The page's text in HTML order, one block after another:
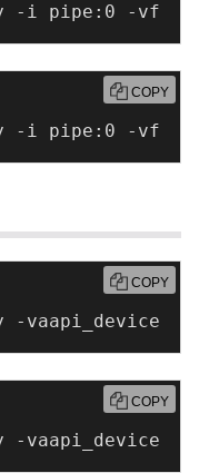
-i pipe:0 -vf
-i pipe:0 -vf
COPY
vaapi_device /
COPY
vaapi_device /
COPY